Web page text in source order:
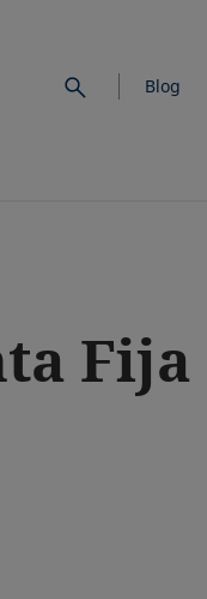
Blog
Fija